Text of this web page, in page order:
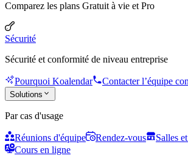
Comparez les plans Gratuit à vie et Pro
Sécurité
Sécurité et conformité de niveau entreprise
Pourquoi Koalendar Contacter l’équipe
Solutions
Par cas d'usage
Réunions d'équipe Rendez-vous Salles
Cours en ligne